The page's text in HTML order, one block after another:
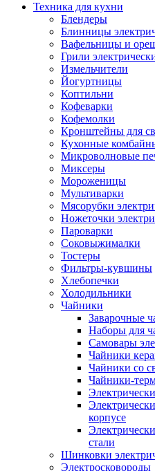
Техника для кухни
Блендеры
Блинницы
Вафельницы и
Грили
Измельчители
Йогуртницы
Коптильни
Кофеварки
Кофемолки
Кронштейны для
Кухонные
Микроволновые
Миксеры
Мороженицы
Мультиварки
Мясорубки
Ножеточки
Пароварки
Соковыжималки
Тостеры
Фильтры-кувшины
Хлебопечки
Холодильники
Чайники
Заварочные
Наборы для
Самовары
Чайники
Чайники со
Чайники-
корпусе
стали
Шинковки
Электросковороды